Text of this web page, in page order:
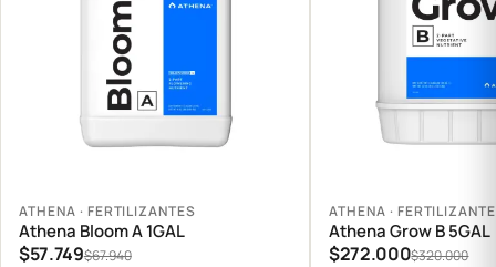
Agregar al carrito
ATHENA · FERTILIZANTES
Athena Bloom A 1GAL
$57.749$67.940
Agregar al carrito
ATHENA ·
Athena Grow B 5GAL
$272.000$320.000